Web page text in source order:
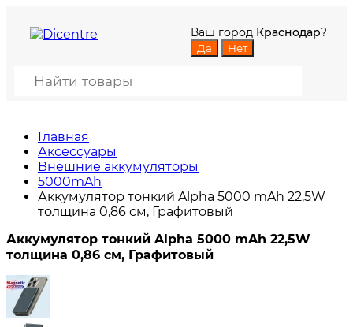
Ваш город Краснодар?
Главная
Аксессуары
Внешние аккумуляторы
5000mAh
Аккумулятор тонкий Alpha 5000 mAh 22,5W
толщина 0,86 см, Графитовый
Аккумулятор тонкий Alpha 5000 mAh 22,5W
толщина 0,86 см, Графитовый